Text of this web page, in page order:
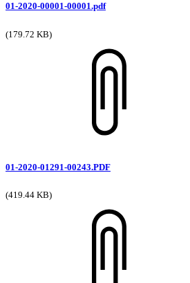
01-2020-00001-00001.pdf
(179.72 KB)
01-2020-01291-00243.PDF
(419.44 KB)